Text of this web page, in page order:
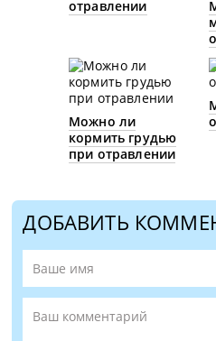
отравлении
Можно ли
кормить грудью
при отравлении
ДОБАВИТЬ